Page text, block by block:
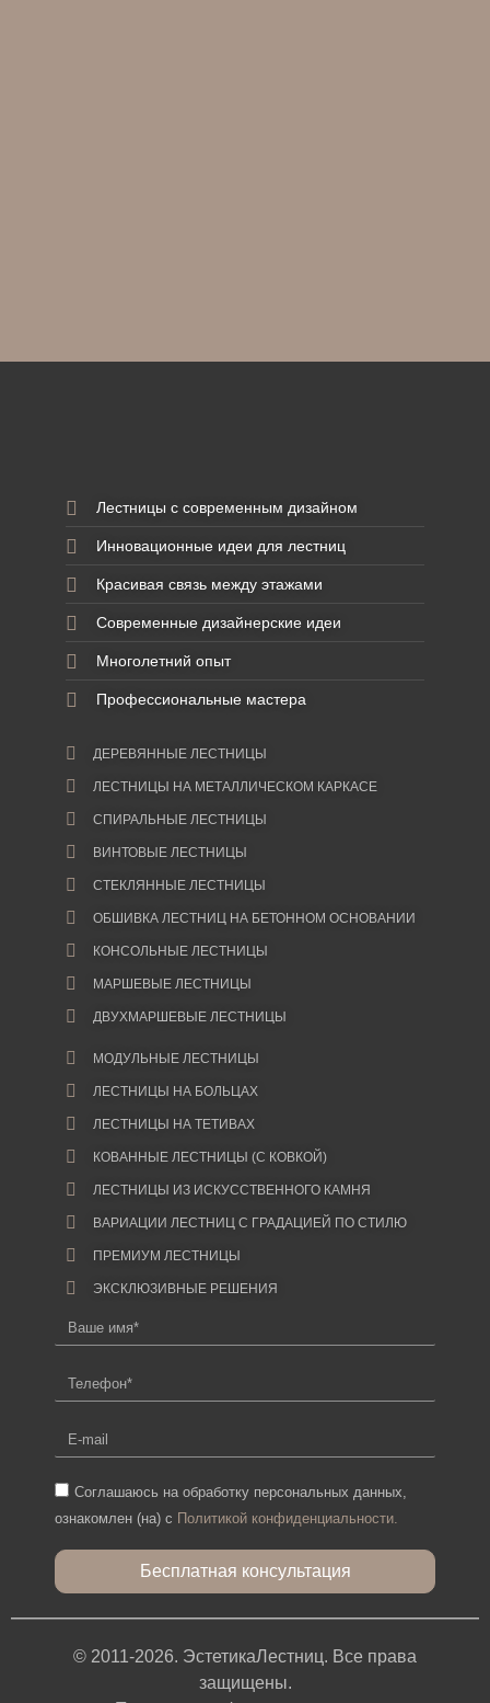
Лестницы с современным дизайном
Инновационные идеи для лестниц
Красивая связь между этажами
Современные дизайнерские идеи
Многолетний опыт
Профессиональные мастера
ДЕРЕВЯННЫЕ ЛЕСТНИЦЫ
ЛЕСТНИЦЫ НА МЕТАЛЛИЧЕСКОМ КАРКАСЕ
СПИРАЛЬНЫЕ ЛЕСТНИЦЫ
ВИНТОВЫЕ ЛЕСТНИЦЫ
СТЕКЛЯННЫЕ ЛЕСТНИЦЫ
ОБШИВКА ЛЕСТНИЦ НА БЕТОННОМ ОСНОВАНИИ
КОНСОЛЬНЫЕ ЛЕСТНИЦЫ
МАРШЕВЫЕ ЛЕСТНИЦЫ
ДВУХМАРШЕВЫЕ ЛЕСТНИЦЫ
МОДУЛЬНЫЕ ЛЕСТНИЦЫ
ЛЕСТНИЦЫ НА БОЛЬЦАХ
ЛЕСТНИЦЫ НА ТЕТИВАХ
КОВАННЫЕ ЛЕСТНИЦЫ (С КОВКОЙ)
ЛЕСТНИЦЫ ИЗ ИСКУССТВЕННОГО КАМНЯ
ВАРИАЦИИ ЛЕСТНИЦ С ГРАДАЦИЕЙ ПО СТИЛЮ
ПРЕМИУМ ЛЕСТНИЦЫ
ЭКСКЛЮЗИВНЫЕ РЕШЕНИЯ
Cоглашаюсь на обработку персональных данных,
ознакомлен (на) с Политикой конфиденциальности.
Бесплатная консультация
© 2011-2026. ЭстетикаЛестниц. Все права
защищены.